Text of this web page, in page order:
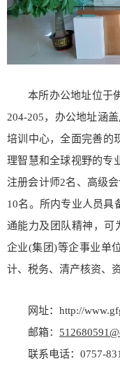
本所办公地址位于
204-205，办公地址涵
培训中心，全面完善的
理智慧和全球视野的专
注册会计师2名、高级
10名。所内专业人员具
通能力及团队精神，可
企业(集团)等企事业单
计、税务、清产核资、
网址：http://
邮箱：
联系电话：0757-